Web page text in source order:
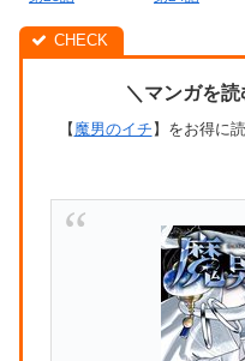
＼マンガを
【 魔男のイチ 】をお得に